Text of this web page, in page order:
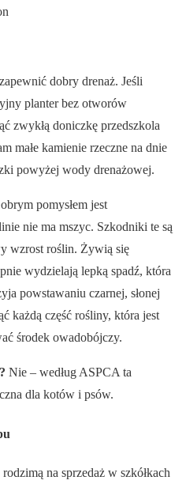
dobry drenaż. Jeśli
planter bez otworów
zwykłą doniczkę przedszkola
małe kamienie rzeczne na dnie
powyżej wody drenażowej.
pomysłem jest
nie ma mszyc. Szkodniki te są
wzrost roślin. Żywią się
wydzielają lepką spadź, która
powstawaniu czarnej, słonej
każdą część rośliny, która jest
środek owadobójczy.
Nie – według ASPCA ta
dla kotów i psów.
na sprzedaż w szkółkach